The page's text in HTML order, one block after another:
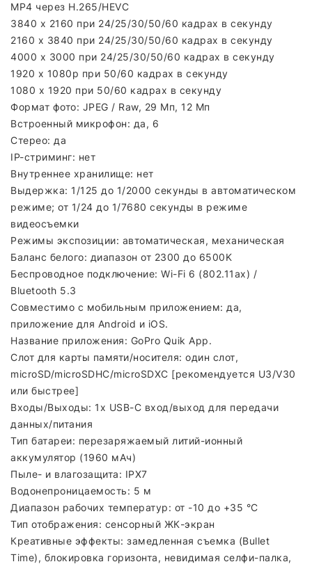
MP4 через H.265/HEVC
3840 x 2160 при 24/25/30/50/60 кадрах в секунду
2160 x 3840 при 24/25/30/50/60 кадрах в секунду
4000 x 3000 при 24/25/30/50/60 кадрах в секунду
1920 x 1080p при 50/60 кадрах в секунду
1080 x 1920 при 50/60 кадрах в секунду
Формат фото: JPEG / Raw, 29 Мп, 12 Мп
Встроенный микрофон: да, 6
Стерео: да
IP-стриминг: нет
Внутреннее хранилище: нет
Выдержка: 1/125 до 1/2000 секунды в автоматическом
режиме; от 1/24 до 1/7680 секунды в режиме
видеосъемки
Режимы экспозиции: автоматическая, механическая
Баланс белого: диапазон от 2300 до 6500K
Беспроводное подключение: Wi-Fi 6 (802.11ax) /
Bluetooth 5.3
Совместимо с мобильным приложением: да,
приложение для Android и iOS.
Название приложения: GoPro Quik App.
Слот для карты памяти/носителя: один слот,
microSD/microSDHC/microSDXC [рекомендуется U3/V30
или быстрее]
Входы/Выходы: 1x USB-C вход/выход для передачи
данных/питания
Тип батареи: перезаряжаемый литий-ионный
аккумулятор (1960 мАч)
Пыле- и влагозащита: IPX7
Водонепроницаемость: 5 м
Диапазон рабочих температур: от -10 до +35 °C
Тип отображения: сенсорный ЖК-экран
Креативные эффекты: замедленная съемка (Bullet
Time), блокировка горизонта, невидимая селфи-палка,